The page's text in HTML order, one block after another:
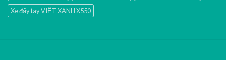
Xe đẩy tay VIỆT XANH X550